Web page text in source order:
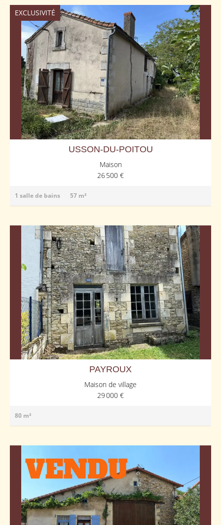
USSON-DU-POITOU
Maison
26 500 €
1 salle de bains 57 m²
EXCLUSIVITÉ
PAYROUX
Maison de village
29 000 €
80 m²